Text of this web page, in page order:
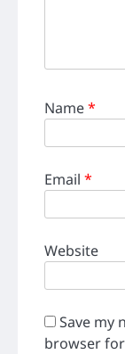
Name*
Email *
Website
Save my
browser